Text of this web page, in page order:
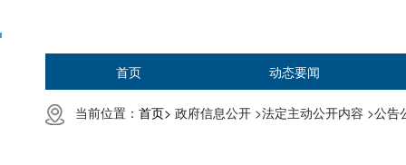
首页 动态要闻
当前位置： 首页> 政府信息公开 >法定主动公开内容 >公告